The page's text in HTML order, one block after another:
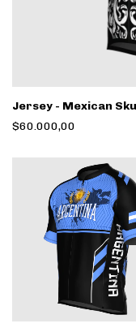
Jersey - Mexican
$60.000,00